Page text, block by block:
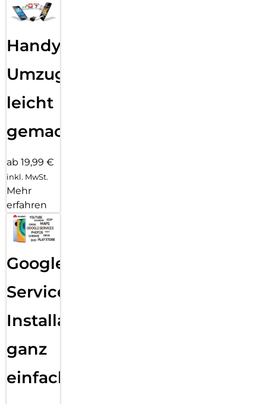
Handy
Umzug
leicht
gemacht!
ab 19,99 €
inkl. MwSt.
Mehr
erfahren
Google
Services
Installation
ganz
einfach